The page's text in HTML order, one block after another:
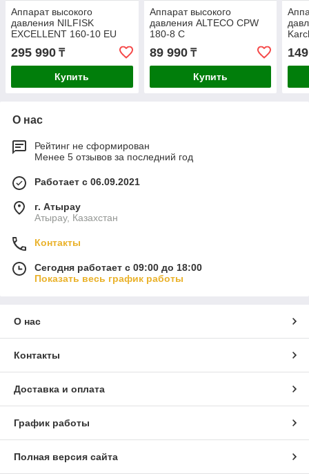
Аппарат высокого
давления NILFISK
EXCELLENT 160-10 EU
128471412
295 990 ₸
Купить
Аппарат высокого
давления ALTECO CPW
180-8 C
89 990₸
Купить
О нас
Рейтинг не сформирован
Менее 5 отзывов за последний год
Работает с 06.09.2021
г. Атырау
Атырау, Казахстан
Контакты
Сегодня работает с 09:00 до 18:00
Показать весь график работы
О нас
Контакты
Доставка и оплата
График работы
Полная версия сайта